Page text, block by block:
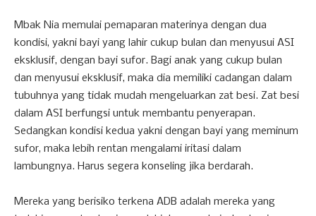
Mbak Nia memulai pemaparan materinya dengan dua
kondisi, yakni bayi yang lahir cukup bulan dan menyusui ASI
eksklusif, dengan bayi sufor. Bagi anak yang cukup bulan
dan menyusui eksklusif, maka dia memiliki cadangan dalam
tubuhnya yang tidak mudah mengeluarkan zat besi. Zat besi
dalam ASI berfungsi untuk membantu penyerapan.
Sedangkan kondisi kedua yakni dengan bayi yang meminum
sufor, maka lebih rentan mengalami iritasi dalam
lambungnya. Harus segera konseling jika berdarah.
Mereka yang berisiko terkena ADB adalah mereka yang